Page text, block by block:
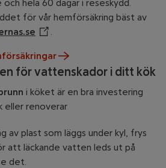
och hela 60 dagar i reseskydd.
för vår hemförsäkring bäst av
Öppnar annan webbplats
.
för vattenskador i ditt kök
i köket är en bra investering
eller renoverar
av plast som läggs under kyl, frys
att läckande vatten leds ut på
det.